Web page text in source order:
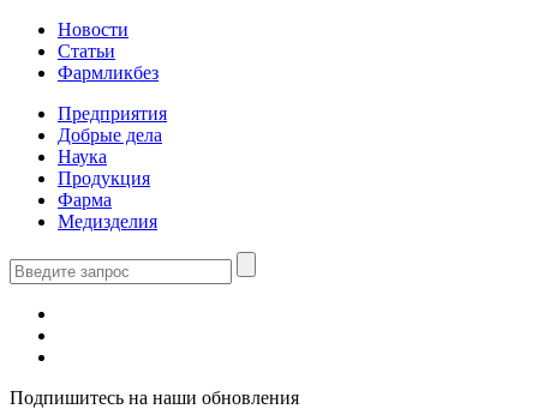
Новости
Статьи
Фармликбез
Предприятия
Добрые дела
Наука
Продукция
Фарма
Медизделия
Подпишитесь на наши обновления